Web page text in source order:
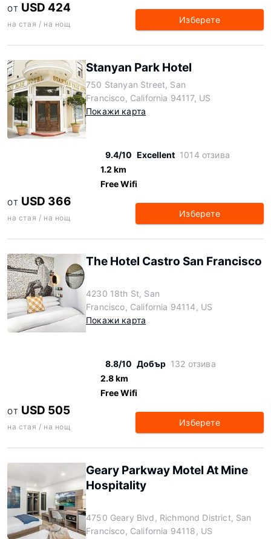
ОТ USD 424
на стая / на нощ Изберете
Stanyan Park Hotel
750 Stanyan Street, San
Francisco, California 94117, US
Покажи карта
9.4/10 Excellent 1014 отзива
1.2 km
Free Wifi
ОТ USD 366
на стая / на нощ Изберете
The Hotel Castro San Francisco
4230 18th St, San
Francisco, California 94114, US
Покажи карта
8.8/10 Добър 132 отзива
2.8 km
Free Wifi
ОТ USD 505
на стая / на нощ Изберете
Geary Parkway Motel At Mine
Hospitality
4750 Geary Blvd, Richmond District, San
Francisco, California 94118, US